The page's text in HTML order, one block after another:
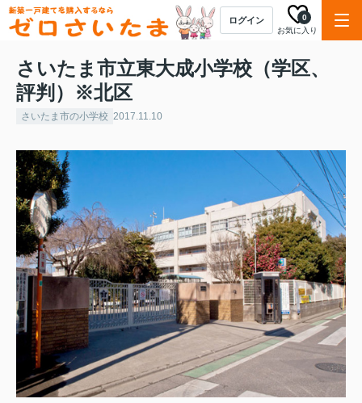
ログイン
お気に入り
0
さいたま市立東大成小学校（学区、
評判）※北区
さいたま市の小学校 2017.11.10